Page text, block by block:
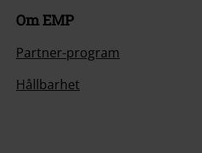
Om EMP
Partner-program
Hållbarhet